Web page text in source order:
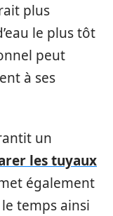
plus
le plus tôt
peut
à ses
un
les tuyaux
également
temps ainsi